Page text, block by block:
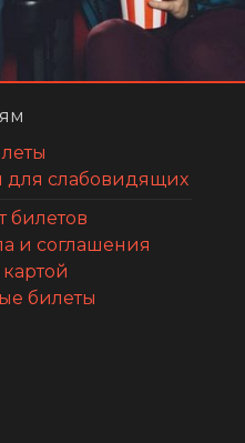
для слабовидящих
билетов
и соглашения
билеты